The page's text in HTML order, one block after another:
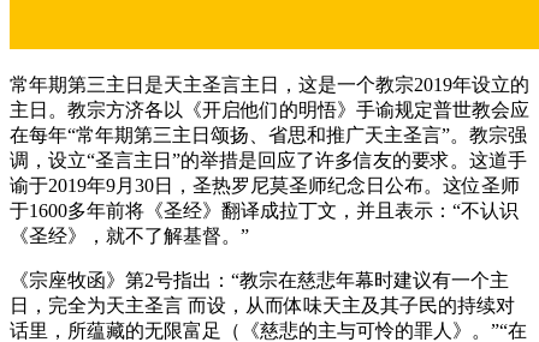
常年期第三主日是天主圣言主日，这是一个教宗2019年设立的
主日。教宗方济各以《开启他们的明悟》手谕规定普世教会应
在每年“常年期第三主日颂扬、省思和推广天主圣言”。教宗强
调，设立“圣言主日”的举措是回应了许多信友的要求。这道手
谕于2019年9月30日，圣热罗尼莫圣师纪念日公布。这位圣师
于1600多年前将《圣经》翻译成拉丁文，并且表示：“不认识
《圣经》，就不了解基督。”
《宗座牧函》第2号指出：“教宗在慈悲年幕时建议有一个主
日，完全为天主圣言 而设，从而体味天主及其子民的持续对
话里，所蕴藏的无限富足（《慈悲的主与可怜的罪人》。”“在